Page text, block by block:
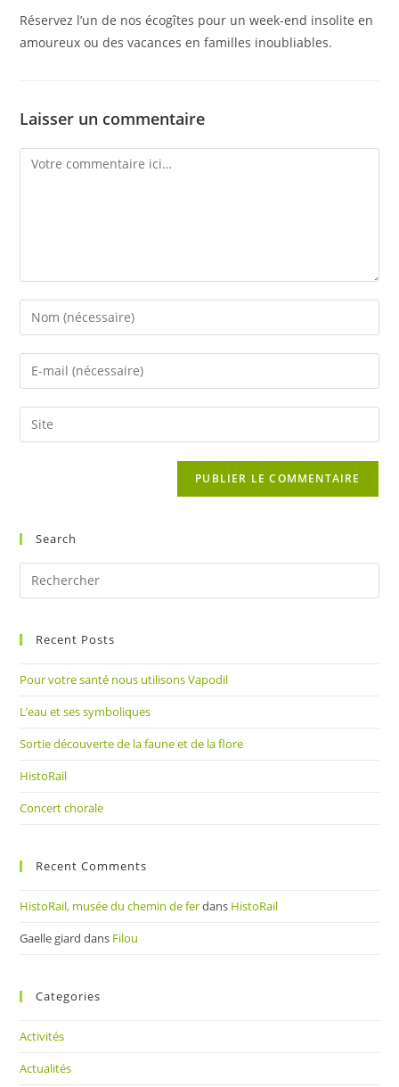
Réservez l’un de nos écogîtes pour un week-end insolite en
amoureux ou des vacances en familles inoubliables.
Laisser un commentaire
Comment
Enter
your
name
comment
Enter
your
email
address
Saisir
l’URL
Search
Recent Posts
Pour votre santé nous utilisons Vapodil
L’eau et ses symboliques
Sortie découverte de la faune et de la flore
HistoRail
Concert chorale
Recent Comments
HistoRail, musée du chemin de ferdans HistoRail
Gaelle giard dans Filou
Categories
Activités
Actualités